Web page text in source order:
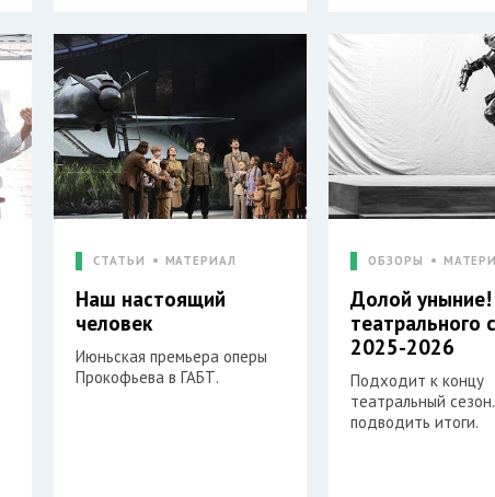
СТАТЬИ МАТЕРИАЛ
Наш настоящий
человек
Июньская премьера оперы
Прокофьева в ГАБТ.
ОБЗОРЫ
Долой уныние!
театрального
2025-2026
Подходит к концу
театральный
подводить итоги.